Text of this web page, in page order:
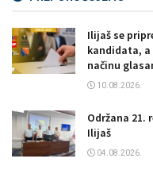
Ilijaš se
kandidata, a
načinu
10.08.2026.
Održana 21.
Ilijaš
04.08.2026.